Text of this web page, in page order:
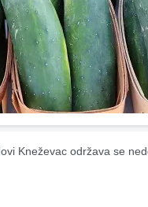
Kneževac održava se